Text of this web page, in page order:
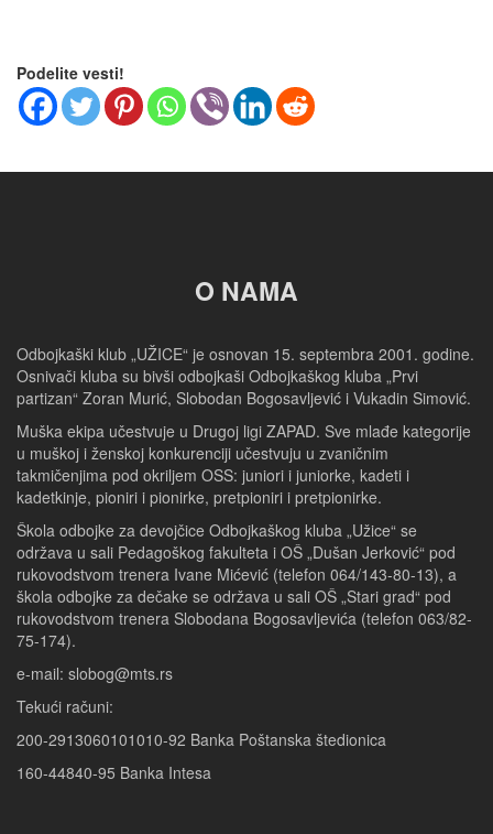
Podelite vesti!
O NAMA
Odbojkaški klub „UŽICE“ je osnovan 15. septembra 2001. godine.
Osnivači kluba su bivši odbojkaši Odbojkaškog kluba „Prvi
partizan“ Zoran Murić, Slobodan Bogosavljević i Vukadin Simović.
Muška ekipa učestvuje u Drugoj ligi ZAPAD. Sve mlađe kategorije
u muškoj i ženskoj konkurenciji učestvuju u zvaničnim
takmičenjima pod okriljem OSS: juniori i juniorke, kadeti i
kadetkinje, pioniri i pionirke, pretpioniri i pretpionirke.
Škola odbojke za devojčice Odbojkaškog kluba „Užice“ se
održava u sali Pedagoškog fakulteta i OŠ „Dušan Jerković“ pod
rukovodstvom trenera Ivane Mićević (telefon 064/143-80-13), a
škola odbojke za dečake se održava u sali OŠ „Stari grad“ pod
rukovodstvom trenera Slobodana Bogosavljevića (telefon 063/82-
75-174).
e-mail: slobog@mts.rs
Tekući računi:
200-2913060101010-92 Banka Poštanska štedionica
160-44840-95 Banka Intesa